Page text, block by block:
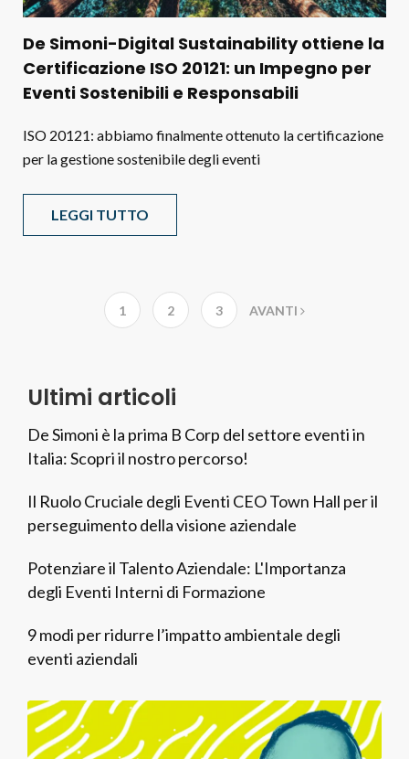
De Simoni-Digital Sustainability ottiene la
Certificazione ISO 20121: un Impegno per
Eventi Sostenibili e Responsabili
ISO 20121: abbiamo finalmente ottenuto la certificazione
per la gestione sostenibile degli eventi
LEGGI TUTTO
1 2 3 AVANTI
Ultimi articoli
De Simoni è la prima B Corp del settore eventi in
Italia: Scopri il nostro percorso!
Il Ruolo Cruciale degli Eventi CEO Town Hall per il
perseguimento della visione aziendale
Potenziare il Talento Aziendale: L'Importanza
degli Eventi Interni di Formazione
9 modi per ridurre l’impatto ambientale degli
eventi aziendali